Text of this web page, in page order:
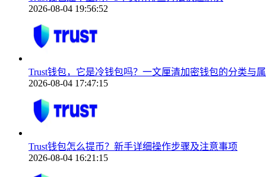
2026-08-04 19:56:52
Trust钱包，它是冷钱包吗？一文厘清加密钱包的分类与
2026-08-04 17:47:15
Trust钱包怎么提币？新手详细操作步骤及注意事项
2026-08-04 16:21:15